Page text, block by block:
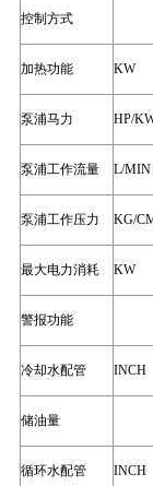
控制方式
加热功能 KW
泵浦马力 HP/
泵浦工作流量 L/MIN
泵浦工作压力 KG/
最大电力消耗 KW
警报功能
冷却水配管 INCH
储油量
循环水配管 INCH